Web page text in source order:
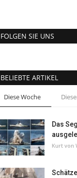
FOLGEN SIE UNS
BELIEBTE ARTIKEL
Diese Woche
Das
Kurt von